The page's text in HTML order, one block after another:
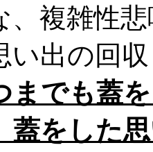
、複雑性
い出の回
までも蓋
蓋をした